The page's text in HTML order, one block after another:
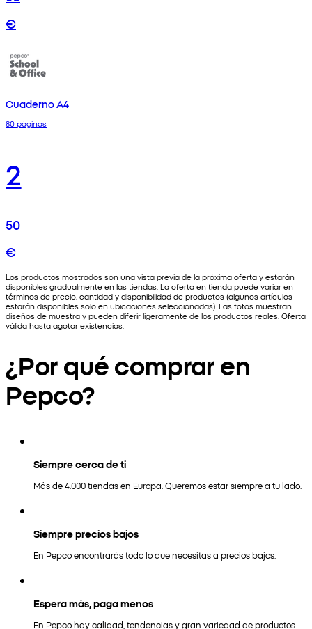
€
Cuaderno A4
80 páginas
2
50
€
Los productos mostrados son una vista previa de la próxima oferta y estarán
disponibles gradualmente en las tiendas. La oferta en tienda puede variar en
términos de precio, cantidad y disponibilidad de productos (algunos artículos
estarán disponibles solo en ubicaciones seleccionadas). Las fotos muestran
diseños de muestra y pueden diferir ligeramente de los productos reales. Oferta
válida hasta agotar existencias.
¿Por qué comprar en
Pepco?
Siempre cerca de ti
Más de 4.000 tiendas en Europa. Queremos estar siempre a tu lado.
Siempre precios bajos
En Pepco encontrarás todo lo que necesitas a precios bajos.
Espera más, paga menos
En Pepco hay calidad, tendencias y gran variedad de productos.